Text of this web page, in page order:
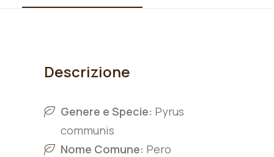
Descrizione
Genere e Specie: Pyrus
communis
Nome Comune: Pero